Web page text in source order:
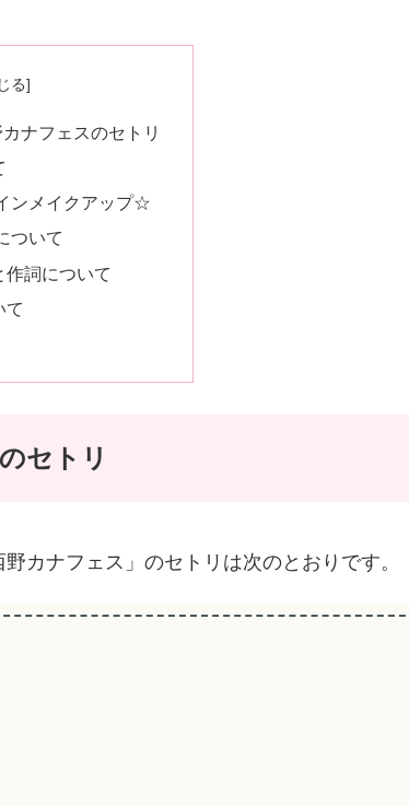
ナフェスのセトリ
ンメイクアップ☆
ついて
詞について
て
セトリ
カナフェス」のセトリは次のとおりです。